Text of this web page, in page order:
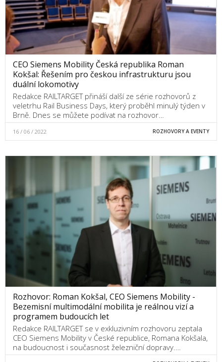
CEO Siemens Mobility Česká republika Roman
Kokšal: Řešením pro českou infrastrukturu jsou
duální lokomotivy
Redakce RAILTARGET přináší další ze série rozhovorů z
veletrhu Rail Business Days, který proběhl minulý týden v
Brně. Dnes se můžete podívat na rozhovor…
16 / 06 / 2022 ROZHOVORY A EVENTY
Rozhovor: Roman Kokšal, CEO Siemens Mobility -
Bezemisní multimodální mobilita je reálnou vizí a
programem budoucích let
Redakce RAILTARGET se v exkluzivním rozhovoru zeptala
CEO Siemens Mobility v České republice, Romana Kokšala,
na budoucnost i současnost železniční dopravy.…